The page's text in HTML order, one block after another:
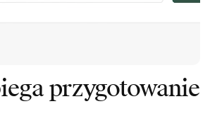
przygotowanie